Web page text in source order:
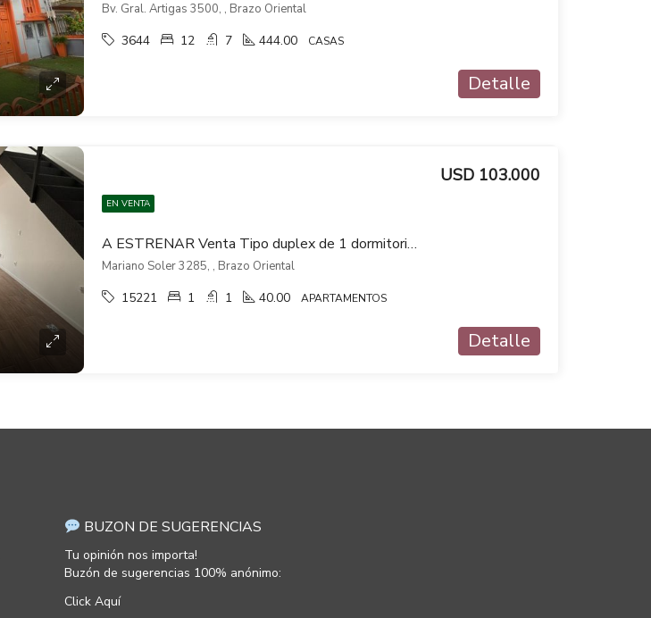
Bv. Gral. Artigas 3500, , Brazo Oriental
3644 12 7 444.00 CASAS
Detalle
EN VENTA
A ESTRENAR Venta Tipo duplex de 1 dormitorio Verde Sol en Brazo Oriental
USD 103.000
Mariano Soler 3285, , Brazo Oriental
15221 1 1 40.00 APARTAMENTOS
Detalle
BUZON DE SUGERENCIAS
Tu opinión nos importa!
Buzón de sugerencias 100% anónimo:
Click Aquí